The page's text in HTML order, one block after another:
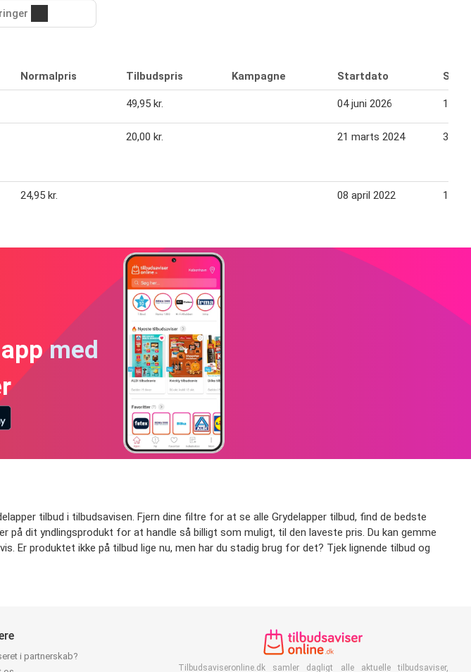
Normalpris Tilbudspris Kampagne Startdato
49,95 kr. 04 juni 2026 11
20,00 kr. 21 marts 2024 30
24,95 kr. 08 april 2022 16
med
tilbud i tilbudsavisen. Fjern dine filtre for at se alle Grydelapper tilbud, find de bedste
dit yndlingsprodukt for at handle så billigt som muligt, til den laveste pris. Du kan gemme
Er produktet ikke på tilbud lige nu, men har du stadig brug for det? Tjek lignende tilbud og
i partnerskab?
Tilbudsaviseronline.dk samler dagligt alle aktuelle tilbudsaviser,